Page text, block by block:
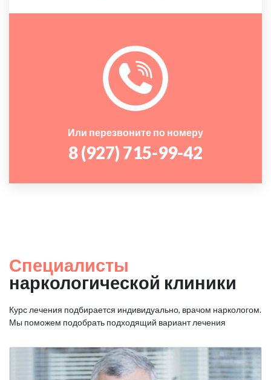
Или перезвоните по номеру
8 (927) 715-99-42
Специалисты
наркологической клиники
Курс лечения подбирается индивидуально, врачом наркологом.
Мы поможем подобрать подходящий вариант лечения